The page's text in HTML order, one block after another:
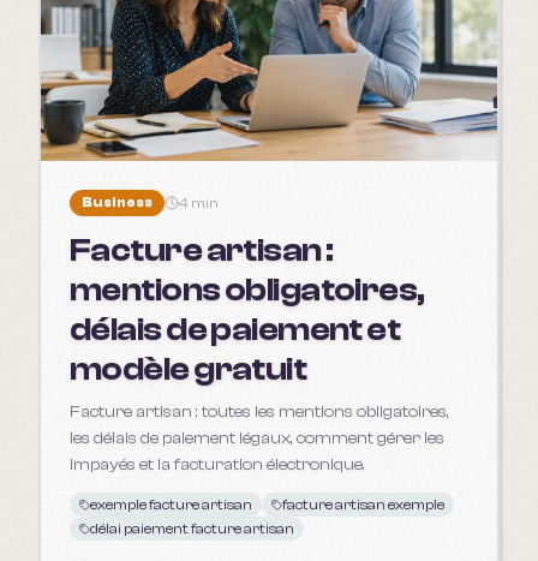
Business 4 min
Facture artisan :
mentions obligatoires,
délais de paiement et
modèle gratuit
Facture artisan : toutes les mentions obligatoires,
les délais de paiement légaux, comment gérer les
impayés et la facturation électronique.
exemple facture artisan
facture artisan exemple
délai paiement facture artisan